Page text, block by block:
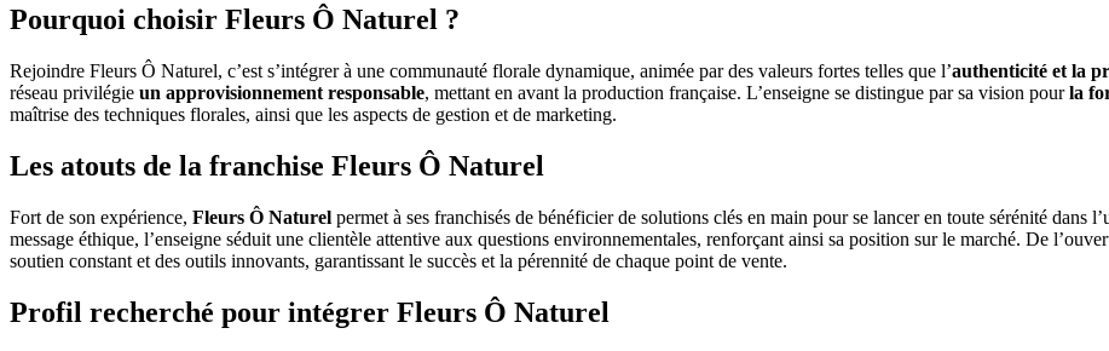
Pourquoi choisir Fleurs Ô Naturel ?
Rejoindre Fleurs Ô Naturel, c’est s’intégrer à une communauté florale dynamique, animée par des valeurs fortes telles que l’authenticité et la
réseau privilégie un approvisionnement responsable, mettant en avant la production française. L’enseigne se distingue par sa vision pourla
maîtrise des techniques florales, ainsi que les aspects de gestion et de marketing.
Les atouts de la franchise Fleurs Ô Naturel
Fort de son expérience, Fleurs Ô Naturel permet à ses franchisés de bénéficier de solutions clés en main pour se lancer en toute sérénité dans
message éthique, l’enseigne séduit une clientèle attentive aux questions environnementales, renforçant ainsi sa position sur le marché. De
soutien constant et des outils innovants, garantissant le succès et la pérennité de chaque point de vente.
Profil recherché pour intégrer Fleurs Ô Naturel